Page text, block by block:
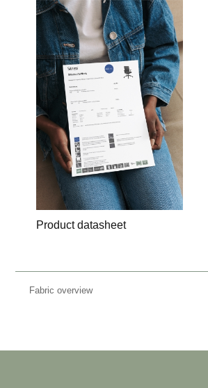
Product datasheet
Fabric overview